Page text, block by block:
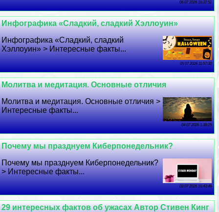
06 07 2026 16:37:51
Инфографика «Сладкий, сладкий Хэллоуин»
Инфографика «Сладкий, сладкий
Хэллоуин» > Интересные факты...
05 07 2026 11:57:30
Молитва и медитация. Основные отличия
Молитва и медитация. Основные отличия >
Интересные факты...
04 07 2026 1:38:25
Почему мы празднуем Киберпонедельник?
Почему мы празднуем Киберпонедельник?
> Интересные факты...
03 07 2026 16:43:46
29 интересных фактов об ужасах Автор Стивен Кинг